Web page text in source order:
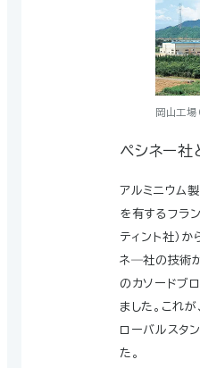
岡山工場
ペシネー社
アルミニウム
を有するフラ
ティント社）
ネ―社の技術
のカソードブ
ました。これ
ローバルスタ
た。
30インチ
SECカーボ